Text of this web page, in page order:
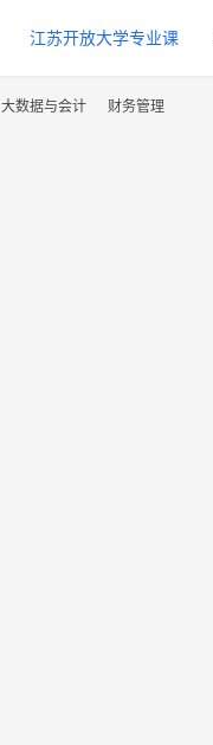
江苏开放大学专业课
大数据与会计 财务管理